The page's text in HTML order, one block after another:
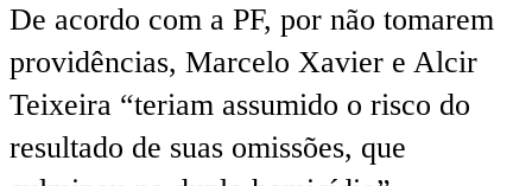
De acordo com a PF, por não tomarem
providências, Marcelo Xavier e Alcir
Teixeira “teriam assumido o risco do
resultado de suas omissões, que